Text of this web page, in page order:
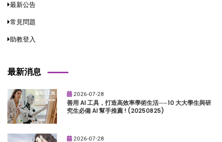
最新公告
常見問題
助教登入
最新消息
2026-07-28
善用 AI 工具，打造高效率學術生活──10 大大學生與研
究生必備 AI 幫手推薦 ! (20250825)
2026-07-28